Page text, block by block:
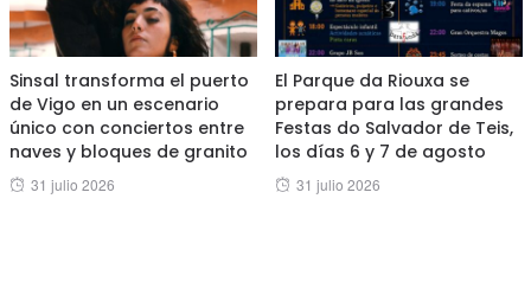
Sinsal transforma el puerto
de Vigo en un escenario
único con conciertos entre
naves y bloques de granito
Posted
31 julio 2026
El Parque da Riouxa se
prepara para las grandes
Festas do Salvador de Teis,
los días 6 y 7 de agosto
Posted
31 julio 2026